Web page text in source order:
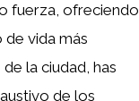
fuerza, ofreciendo
de vida más
de la ciudad, has
de los